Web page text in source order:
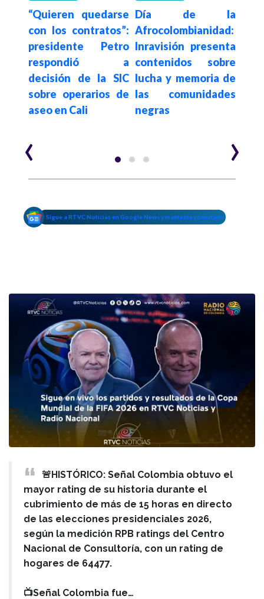
“Quieren quedarse
con los contratos”:
presidente Petro
respondió a
decisión de la SIC
sobre operarios de
aseo en Cali
Día de la
Afrocolombianidad:
Inravisión presenta
contenidos sobre
lucha y memoria de
las comunidades
negras
‹ ›
Sigue a RTVC Noticias en Google News y mantente conectado
🚨HISTÓRICO: Señal Colombia obtuvo el
mayor rating de su historia durante el
cubrimiento de más de 15 horas en directo
de las elecciones presidenciales 2026,
según la medición RPB ratings del Centro
Nacional de Consultoría, con un rating de
hogares de 64477.
📺Señal Colombia fue…